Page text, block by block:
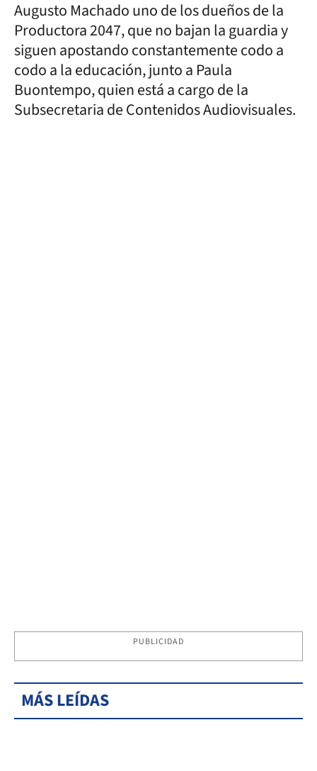
Augusto Machado uno de los dueños de la
Productora 2047, que no bajan la guardia y
siguen apostando constantemente codo a
codo a la educación, junto a Paula
Buontempo, quien está a cargo de la
Subsecretaria de Contenidos Audiovisuales.
PUBLICIDAD
MÁS LEÍDAS